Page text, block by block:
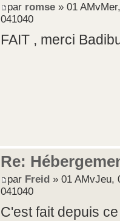
par romse » 01
041040
FAIT , merci
Re:
par Freid » 01 AMvJeu,
041040
C'est fait depuis